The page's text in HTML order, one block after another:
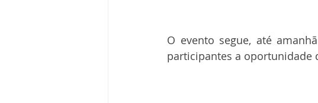
O evento segue, até
participantes a oportunidade